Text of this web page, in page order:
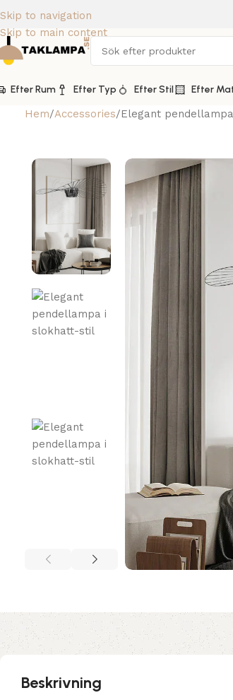
Skip to navigation
Skip to main content
Efter Rum Efter Typ Efter Stil Efter
Hem Accessories Elegant
Beskrivning